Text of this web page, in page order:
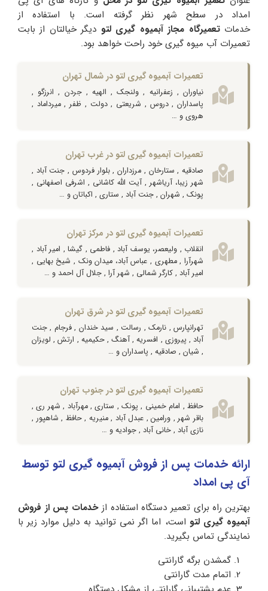
امداد در سطح شهر نظر گرفته است. با استفاده از
خدماتتعمیرگاه مجاز آبمیوه گیری لتو دیگر خیالتان از بابت
تعمیرات آب میوه گیری خود راحت خواهد بود.
تعمیرات آبمیوه گیری لتو در شمال تهران
نیاوران , زعفرانیه , ولنجک , الهیه , جردن , انرزگو ,
پاسداران , دروس , شریعتی , دولت , ظفر , میرداماد ,
هروی و …
تعمیرات آبمیوه گیری لتو در غرب تهران
صادقیه , ستارخان , مرزداران , بلوار فردوس , جنت آباد ,
شهر زیبا، آریاشهر , آیت الله کاشانی , اشرفی اصفهانی ,
پونک , شهران , جنت آباد , ستاری , اکباتان و …
تعمیرات آبمیوه گیری لتو در مرکز تهران
انقلاب , ولیعصر، یوسف آباد , فاطمی , گیشا , امیر آباد ,
شهرآرا , مطهری , عباس آباد، میدان ونک , شیخ بهایی ,
امیر آباد , کارگر شمالی , شهر آرا , جلال آل احمد و …
تعمیرات آبمیوه گیری لتو در شرق تهران
تهرانپارس , نارمک , رسالت , سید خندان , فرجام , جنت
آباد , پیروزی , افسریه , آهنگ , حکیمیه , ارتش , لویزان
, شیان , صادقیه , پاسداران و …
تعمیرات آبمیوه گیری لتو در جنوب تهران
حافظ , امام خمینی , پونک , ستاری , مهرآباد , شهر ری ,
باقر شهر , ورامین , عبدل آباد , منیریه , حافظ , شاهپور ,
نازی آباد , خانی آباد , جوادیه و …
ارائه خدمات پس از فروش آبمیوه گیری لتو توسط
آی پی امداد
بهترین راه برای تعمیر دستگاه استفاده ازخدمات پس از فروش
آبمیوه گیری لتو است، اما اگر نمی توانید به دلیل موارد زیر با
نمایندگی تماس بگیرید.
گمشدن برگه گارانتی
اتمام مدت گارانتی